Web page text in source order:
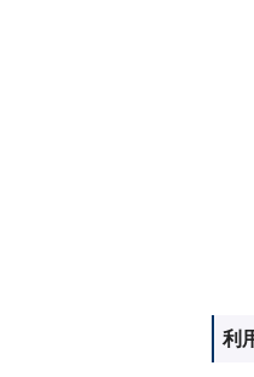
利